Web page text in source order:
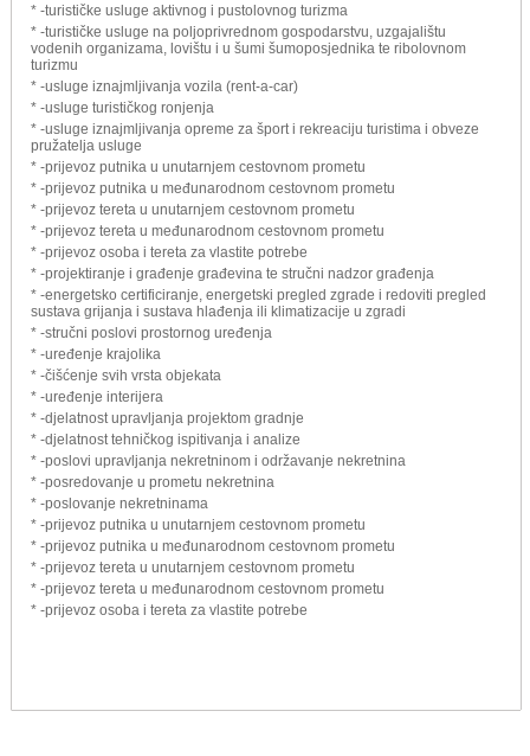
* -turističke usluge aktivnog i pustolovnog turizma
* -turističke usluge na poljoprivrednom gospodarstvu, uzgajalištu
vodenih organizama, lovištu i u šumi šumoposjednika te ribolovnom
turizmu
* -usluge iznajmljivanja vozila (rent-a-car)
* -usluge turističkog ronjenja
* -usluge iznajmljivanja opreme za šport i rekreaciju turistima i obveze
pružatelja usluge
* -prijevoz putnika u unutarnjem cestovnom prometu
* -prijevoz putnika u međunarodnom cestovnom prometu
* -prijevoz tereta u unutarnjem cestovnom prometu
* -prijevoz tereta u međunarodnom cestovnom prometu
* -prijevoz osoba i tereta za vlastite potrebe
* -projektiranje i građenje građevina te stručni nadzor građenja
* -energetsko certificiranje, energetski pregled zgrade i redoviti pregled
sustava grijanja i sustava hlađenja ili klimatizacije u zgradi
* -stručni poslovi prostornog uređenja
* -uređenje krajolika
* -čišćenje svih vrsta objekata
* -uređenje interijera
* -djelatnost upravljanja projektom gradnje
* -djelatnost tehničkog ispitivanja i analize
* -poslovi upravljanja nekretninom i održavanje nekretnina
* -posredovanje u prometu nekretnina
* -poslovanje nekretninama
* -prijevoz putnika u unutarnjem cestovnom prometu
* -prijevoz putnika u međunarodnom cestovnom prometu
* -prijevoz tereta u unutarnjem cestovnom prometu
* -prijevoz tereta u međunarodnom cestovnom prometu
* -prijevoz osoba i tereta za vlastite potrebe